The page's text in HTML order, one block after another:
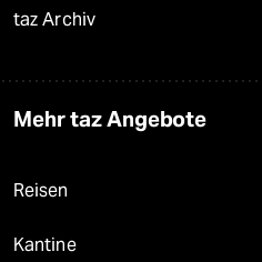
taz Archiv
Mehr taz Angebote
Reisen
Kantine